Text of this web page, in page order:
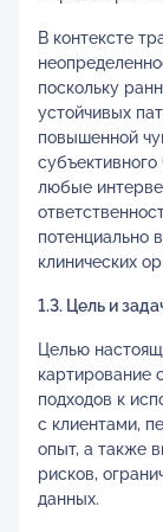
В контексте
поскольку
устойчивых
повышенной
любые
потенциально
клинических
1.3. Цель и
Целью
картирование
подходов к
с клиентами,
опыт, а также
рисков,
данных.